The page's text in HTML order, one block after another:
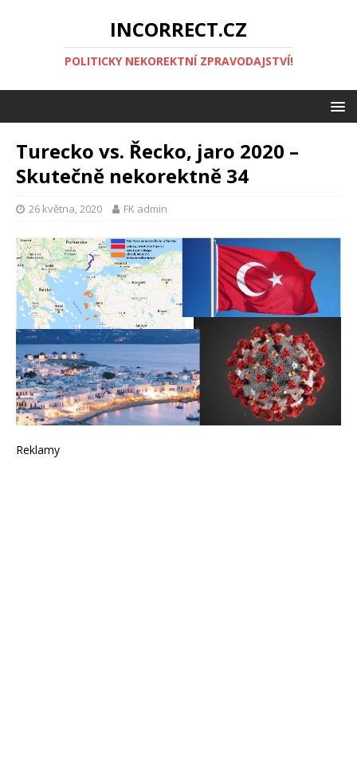
INCORRECT.CZ
POLITICKY NEKOREKTNÍ ZPRAVODAJSTVÍ!
Turecko vs. Řecko, jaro 2020 –
Skutečně nekorektně 34
26 května, 2020 FK admin
Reklamy